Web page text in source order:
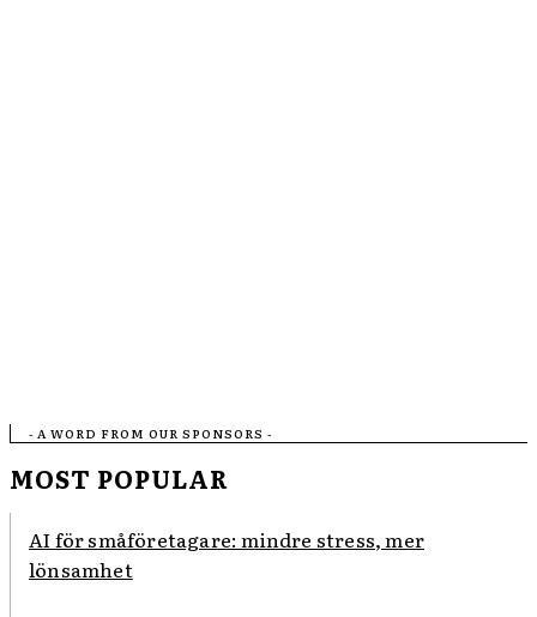
- A WORD FROM OUR SPONSORS -
MOST POPULAR
AI för småföretagare: mindre stress, mer
lönsamhet